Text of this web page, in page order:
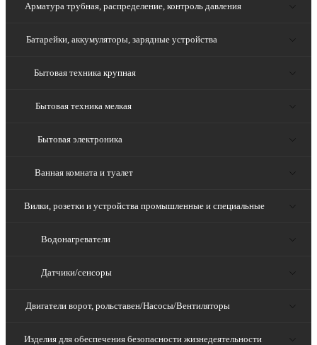
Арматура трубная, распределение, контроль давления
Батарейки, аккумуляторы, зарядные устройства
Бытовая техника крупная
Бытовая техника мелкая
Бытовая электроника
Ванная комната и туалет
Вилки, розетки и устройства промышленные и специальные
Водонагреватели
Датчики/сенсоры
Двигатели ворот, рольставен/Насосы/Вентиляторы
Изделия для обеспечения безопасности жизнедеятельности